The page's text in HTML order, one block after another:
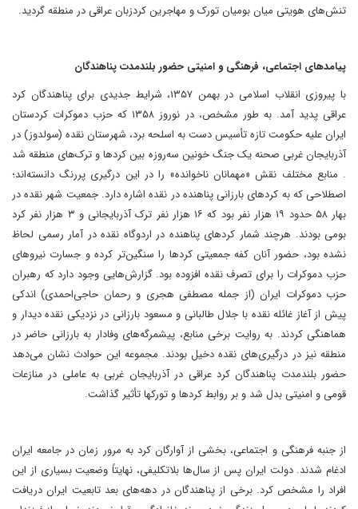
تنش‌های هویتی میان بومیان تورک و مهاجرین کردزبان عراقی در منطقه گردید.
پیامدهای اجتماعی، فرهنگی و امنیتی حضور بلندمدت پناهندگان
‏با پیروزی انقلاب اسلامی در بهمن ۱۳۵۷، شرایط جدیدی برای پناهندگان کرد
عراقی پدید آمد. به طور مشخص، در نوروز ۱۳۵۸ که حزب دموکرات کردستان
ایران علیه حکومت تازه‌ تأسیس دست به اسلحه برد، شهرستان نقده (سولدوز) در
آذربایجان غربی صحنه یک جنگ خونین سه‌روزه بین کردها و ترک‌های منطقه شد​
. منابع مختلف نقش «مهمانان ناخوانده» را در این درگیری پررنگ دانسته‌اند؛
اصطلاحی که به کردهای بارزانی پناهنده در نقده اشاره دارد. جمعیت شهر نقده در
بهار ۵۸ حدود ۱۹ هزار نفر بود که ۱۶ هزار نفر ترک آذربایجانی و ۳ هزار نفر کرد
بومی بودند​. هرچند شمار کردهای پناهنده در اردوگاه نقده در آمار رسمی لحاظ
نشده بود، حضور آنان کفه جمعیتی کردها را سنگین‌تر کرده و جسارت نیروهای
حزب دموکرات را برای تصرف نقده افزوده بود. گزارش‌هایی وجود دارد که رهبران
حزب دموکرات ایران (از جمله مصطفی هجری و رحمان حاجی‌احمدی) اندکی
پیش از آغاز غائله نقده با جلال طالبانی و مسعود بارزانی در نزدیکی نقده دیدار و
هماهنگی کردند. به روایت برخی منابع، پیشمرگه‌های وفادار به بارزانی حاضر در
منطقه نیز در درگیری‌های نقده دخیل بودند. مجموعه این حوادث نشان می‌دهد
حضور بلندمدت پناهندگان کرد عراقی در آذربایجان غربی به عاملی در منازعات
قومی و امنیتی بدل شد و بر روابط کردها و تورکها تأثیر گذاشت.
از جنبه فرهنگی و اجتماعی، بخشی از آوارگان کرد به مرور زمان در جامعه ایران
ادغام شدند. دولت ایران پس از سال‌ها بلاتکلیفی، نهایتاً وضعیت بسیاری از این
افراد را مشخص کرد. برخی از پناهندگان در دهه‌های بعد تابعیت ایران دریافت